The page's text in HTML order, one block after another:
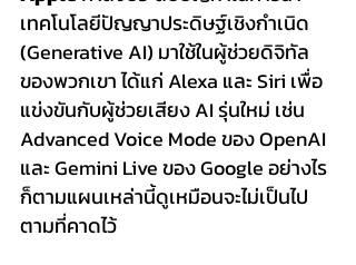
เทคโนโลยีปัญญาประดิษฐ์เชิงกำเนิด
(Generative AI) มาใช้ในผู้ช่วยดิจิทัล
ของพวกเขา ได้แก่ Alexa และ Siri เพื่อ
แข่งขันกับผู้ช่วยเสียง AI รุ่นใหม่ เช่น
Advanced Voice Mode ของ OpenAI
และ Gemini Live ของ Google อย่างไร
ก็ตามแผนเหล่านี้ดูเหมือนจะไม่เป็นไป
ตามที่คาดไว้